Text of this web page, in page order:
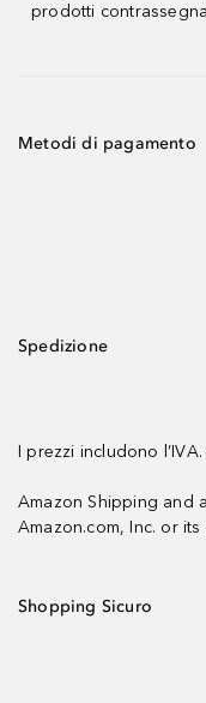
prodotti
Metodi di pagamento
Spedizione
I prezzi includono
Amazon Shipping and
Amazon.com, Inc. or
Shopping Sicuro